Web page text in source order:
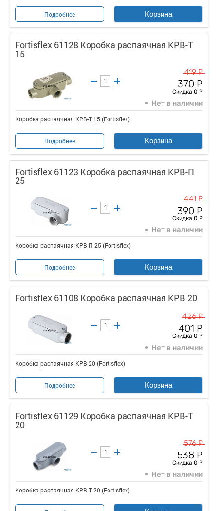
Подробнее Корзина
Fortisflex 61128 Коробка распаячная КРВ-Т
15
419 Р
370 Р
Скидка 0 Р
Нет в наличии
Коробка распаячная КРВ-Т 15 (Fortisflex)
Подробнее Корзина
Fortisflex 61123 Коробка распаячная КРВ-П
25
441 Р
390 Р
Скидка 0 Р
Нет в наличии
Коробка распаячная КРВ-П 25 (Fortisflex)
Подробнее Корзина
Fortisflex 61108 Коробка распаячная КРВ 20
426 Р
401 Р
Скидка 0 Р
Нет в наличии
Коробка распаячная КРВ 20 (Fortisflex)
Подробнее Корзина
Fortisflex 61129 Коробка распаячная КРВ-Т
20
576 Р
538 Р
Скидка 0 Р
Нет в наличии
Коробка распаячная КРВ-Т 20 (Fortisflex)